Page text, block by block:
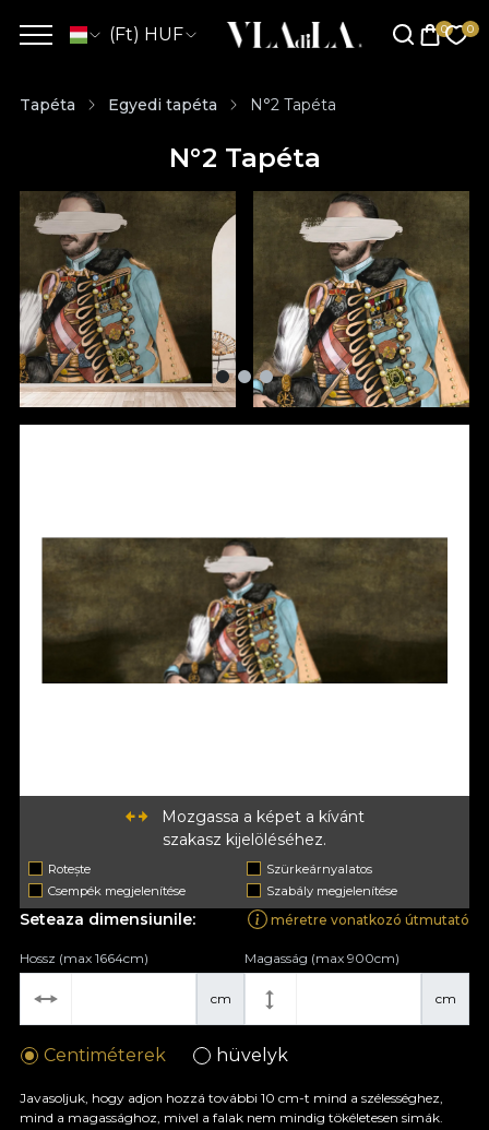
(Ft) HUF
Tapéta Egyedi tapéta N°2 Tapéta
N°2 Tapéta
Mozgassa a képet a kívánt
szakasz kijelöléséhez.
Rotește
Szürkeárnyalatos
Csempék megjelenítése
Szabály megjelenítése
Seteaza dimensiunile: méretre vonatkozó útmutató
cm
Hossz (max 1664cm)
cm
Magasság (max 900cm)
Centiméterek hüvelyk
Javasoljuk, hogy adjon hozzá további 10 cm-t mind a szélességhez,
mind a magassághoz, mivel a falak nem mindig tökéletesen simák.